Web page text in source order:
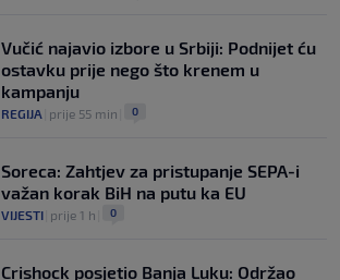
Vučić najavio izbore u Srbiji: Podnijet ću
ostavku prije nego što krenem u
kampanju
REGIJA prije 55 min 0
Soreca: Zahtjev za pristupanje SEPA-i
važan korak BiH na putu ka EU
VIJESTI prije 1 h 0
Crishock posjetio Banja Luku: Održao